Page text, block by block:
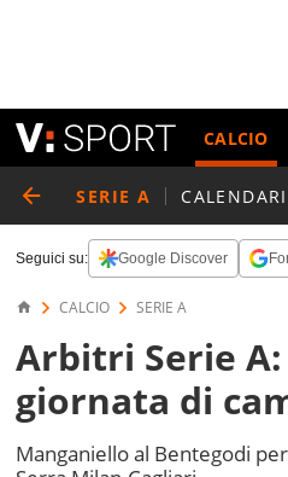
CALCIO
SERIE A
Seguici su: Google Discover
CALCIO SERIE A
Arbitri Serie
giornata di
Manganiello al Bentegodi